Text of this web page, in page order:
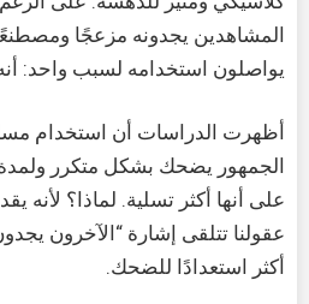
المشاهدين يجدونه مزعجًا
يواصلون استخدامه لسبب واحد:
أظهرت الدراسات أن استخدام
الجمهور يضحك بشكل متكرر ولمدة
على أنها أكثر تسلية. لماذا؟ لأنه
عقولنا تتلقى إشارة “الآخرون
أكثر استعدادًا للضحك.